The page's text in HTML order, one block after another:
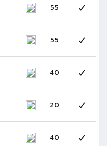
55
55
40
20
40